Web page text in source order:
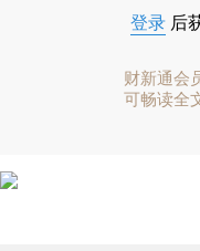
登录 后
财新通会
可畅读全